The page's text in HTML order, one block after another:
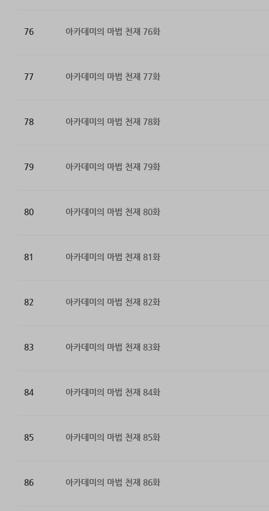
76 아카데미의 마법 천재 76화
77 아카데미의 마법 천재 77화
78 아카데미의 마법 천재 78화
79 아카데미의 마법 천재 79화
80 아카데미의 마법 천재 80화
81 아카데미의 마법 천재 81화
82 아카데미의 마법 천재 82화
83 아카데미의 마법 천재 83화
84 아카데미의 마법 천재 84화
85 아카데미의 마법 천재 85화
86 아카데미의 마법 천재 86화